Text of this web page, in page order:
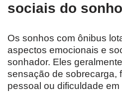
sociais do sonho
Os sonhos com ônibus
aspectos emocionais e
sonhador. Eles
sensação de sobrecarga,
pessoal ou dificuldade em